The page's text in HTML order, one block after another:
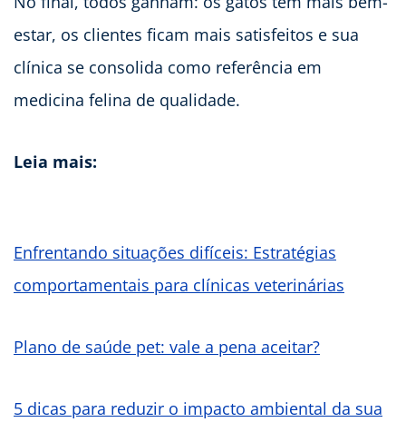
estar, os clientes ficam mais satisfeitos e sua
clínica se consolida como referência em
medicina felina de qualidade.
Leia mais:
Enfrentando situações difíceis: Estratégias
comportamentais para clínicas veterinárias
Plano de saúde pet: vale a pena aceitar?
5 dicas para reduzir o impacto ambiental da sua